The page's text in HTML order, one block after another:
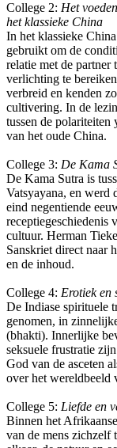
College 2: Het
het klassieke China
In het klassieke
gebruikt om de
relatie met de partner
verlichting te
verbreid en kenden
cultivering. In de
tussen de polariteiten
van het oude China.
College 3: De Kama
De Kama Sutra is
Vatsyayana, en werd
eind negentiende
receptiegeschiedenis
cultuur. Herman
Sanskriet direct naar
en de inhoud.
College 4: Erotiek en
De Indiase spirituele
genomen, in
(bhakti). Innerlijke
seksuele frustratie
God van de asceten
over het wereldbeeld
College 5: Liefde en
Binnen het
van de mens zichzelf